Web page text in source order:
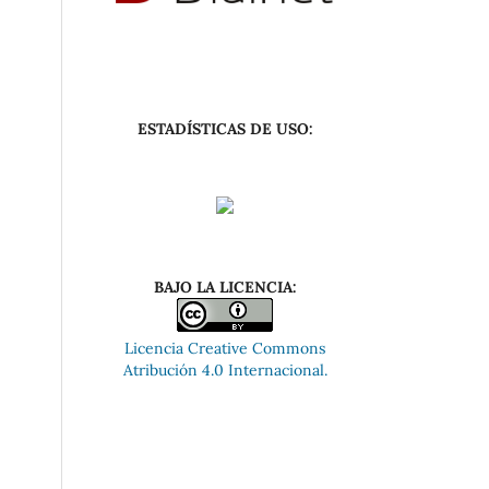
ESTADÍSTICAS DE USO:
BAJO LA LICENCIA:
Licencia Creative Commons
Atribución 4.0 Internacional.